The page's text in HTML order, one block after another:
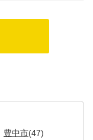
豊中市(47)